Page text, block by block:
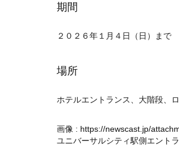
期間
２０２６年１月４日（日）まで
場所
ホテルエントランス、大階段、
画像 : https://newscast.jp/
ユニバーサルシティ駅側エント